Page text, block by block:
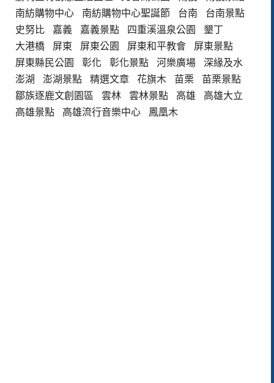
南紡購物中心
南紡購物中心聖誕節 台南
台南景點
史努比
嘉義 嘉義景點 四重溪溫泉公園
墾丁
大港橋
屏東 屏東公園 屏東和平教會
屏東景點
屏東縣民公園
彰化 彰化景點 河樂廣場
深緣及水
澎湖
澎湖景點 精選文章 花旗木 苗栗
苗栗景點
鄒族逐鹿文創園區
雲林 雲林景點 高雄
高雄大立
高雄景點
高雄流行音樂中心 鳳凰木